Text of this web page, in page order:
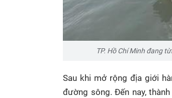
TP. Hồ Chí Minh đang
Sau khi mở rộng địa giới
đường sông. Đến nay,